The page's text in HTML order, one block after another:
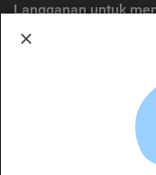
Langganan untuk
Cermati merupakan
OJK. Oleh karena itu,
ditawarkan bukan
diterbitkan oleh Cermati